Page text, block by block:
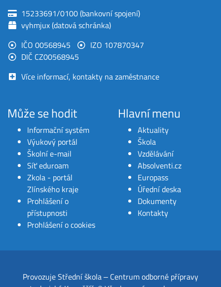
15233691/0100 (bankovní spojení)
vyhmjux (datová schránka)
IČO 00568945
IZO 107870347
DIČ CZ00568945
Více informací, kontakty na zaměstnance
Může se hodit
Informační systém
Výukový portál
Školní e-mail
Síť eduroam
Zkola - portál
Zlínského kraje
Prohlášení o
přístupnosti
Prohlášení o cookies
Hlavní menu
Aktuality
Škola
Vzdělávání
Absolventi.cz
Europass
Úřední deska
Dokumenty
Kontakty
ProvozujeStřední škola ‒ Centrum odborné přípravy